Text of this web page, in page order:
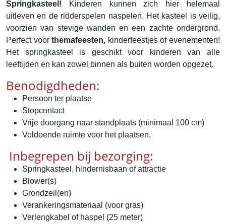
Springkasteel! Kinderen kunnen zich hier helemaal
uitleven en de ridderspelen naspelen. Het kasteel is veilig,
voorzien van stevige wanden en een zachte ondergrond.
Perfect voorthemafeesten, kinderfeestjes of evenementen!
Het springkasteel is geschikt voor kinderen van alle
leeftijden en kan zowel binnen als buiten worden opgezet.
Benodigdheden:
Persoon ter plaatse
Stopcontact
Vrije doorgang naar standplaats (minimaal 100 cm)
Voldoende ruimte voor het plaatsen.
Inbegrepen bij bezorging:
Springkasteel, hindernisbaan of attractie
Blower(s)
Grondzeil(en)
Verankeringsmateriaal (voor gras)
Verlengkabel of haspel (25 meter)